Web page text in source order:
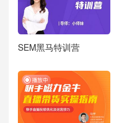
SEM黑马特训营